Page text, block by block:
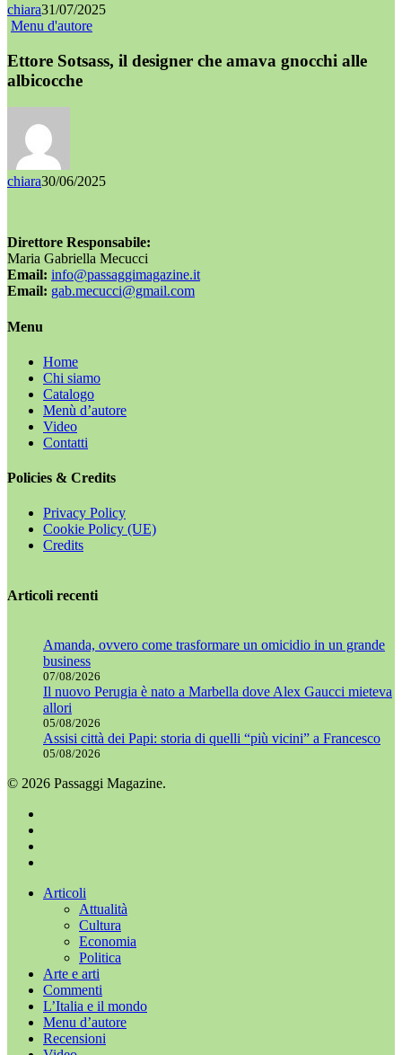
chiara31/07/2025
Menu d'autore
Ettore Sotsass, il designer che amava gnocchi alle
albicocche
chiara30/06/2025
Direttore Responsabile:
Maria Gabriella Mecucci
Email: info@passaggimagazine.it
Email: gab.mecucci@gmail.com
Menu
Home
Chi siamo
Catalogo
Menù d’autore
Video
Contatti
Policies & Credits
Privacy Policy
Cookie Policy (UE)
Credits
Articoli recenti
Amanda, ovvero come trasformare un omicidio in un grande
business
07/08/2026
Il nuovo Perugia è nato a Marbella dove Alex Gaucci mieteva
allori
05/08/2026
Assisi città dei Papi: storia di quelli “più vicini” a Francesco
05/08/2026
© 2026 Passaggi Magazine.
Chiudi Articoli
Attualità
Cultura
Economia
Politica
Arte e arti
Commenti
L’Italia e il mondo
Menu d’autore
Recensioni